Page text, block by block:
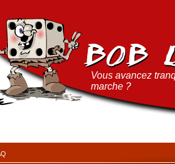
Vous avancez
marche ?